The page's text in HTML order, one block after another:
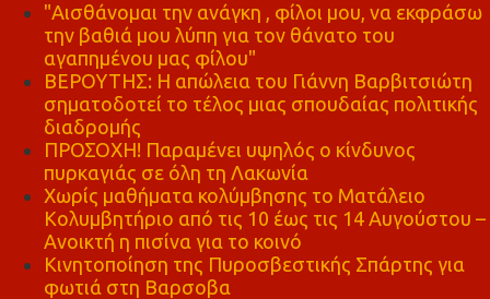
"Αισθάνομαι την ανάγκη , φίλοι μου, να εκφράσω
την βαθιά μου λύπη για τον θάνατο του
αγαπημένου μας φίλου"
ΒΕΡΟΥΤΗΣ: Η απώλεια του Γιάννη Βαρβιτσιώτη
σηματοδοτεί το τέλος μιας σπουδαίας πολιτικής
διαδρομής
ΠΡΟΣΟΧΗ! Παραμένει υψηλός ο κίνδυνος
πυρκαγιάς σε όλη τη Λακωνία
Χωρίς μαθήματα κολύμβησης το Ματάλειο
Κολυμβητήριο από τις 10 έως τις 14 Αυγούστου –
Ανοικτή η πισίνα για το κοινό
Κινητοποίηση της Πυροσβεστικής Σπάρτης για
φωτιά στη Βαρσοβα